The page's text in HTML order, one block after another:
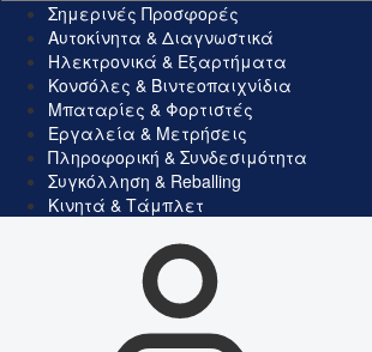
Σημερινές Προσφορές
Αυτοκίνητα & Διαγνωστικά
Ηλεκτρονικά & Εξαρτήματα
Κονσόλες & Βιντεοπαιχνίδια
Μπαταρίες & Φορτιστές
Εργαλεία & Μετρήσεις
Πληροφορική & Συνδεσιμότητα
Συγκόλληση & Reballing
Κινητά & Τάμπλετ